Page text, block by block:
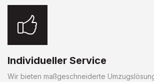
Individueller Service
Wir bieten maßgeschneiderte